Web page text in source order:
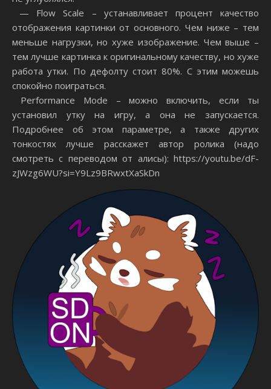
— Flow Scale – устанавливает процент качество
отображения картинки от основного. Чем ниже – тем
меньше нагрузки, но хуже изображение. Чем выше –
тем лучше картинка к оригинальному качеству, но хуже
работа утки. По дефолту стоит 80%. С этим можешь
спокойно поиграться.
Performance Mode – можно включить, если ты
установил утку на игру, а она не запускается.
Подробнее об этом параметре, а также других
тонкостях лучше расскажет автор ролика (надо
смотреть с переводом от алисы): https://youtu.be/dF-
zJWzg6WU?si=Y9Lz9BRwxtXaSkDn